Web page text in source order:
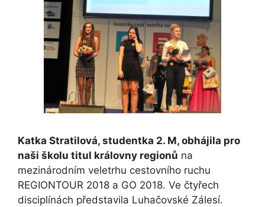
Katka Stratilová, studentka 2. M, obhájila pro
naši školu titul královny regionů na
mezinárodním veletrhu cestovního ruchu
REGIONTOUR 2018 a GO 2018. Ve čtyřech
disciplínách představila Luhačovské Zálesí.